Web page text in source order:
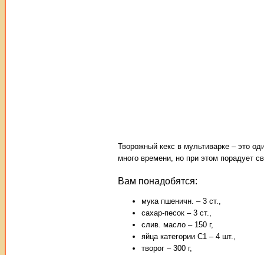
Творожный кекс в мультиварке – это
много времени, но при этом порадует
Вам понадобятся:
мука пшеничн. – 3 ст.,
сахар-песок – 3 ст.,
слив. масло – 150 г,
яйца категории С1 – 4 шт.,
творог – 300 г,